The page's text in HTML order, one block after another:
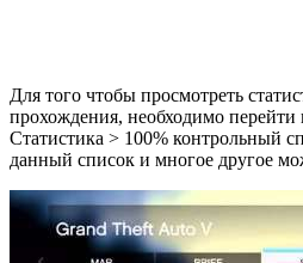
Для того чтобы просмотреть
прохождения, необходимо
Статистика > 100% контрольный
данный список и многое другое